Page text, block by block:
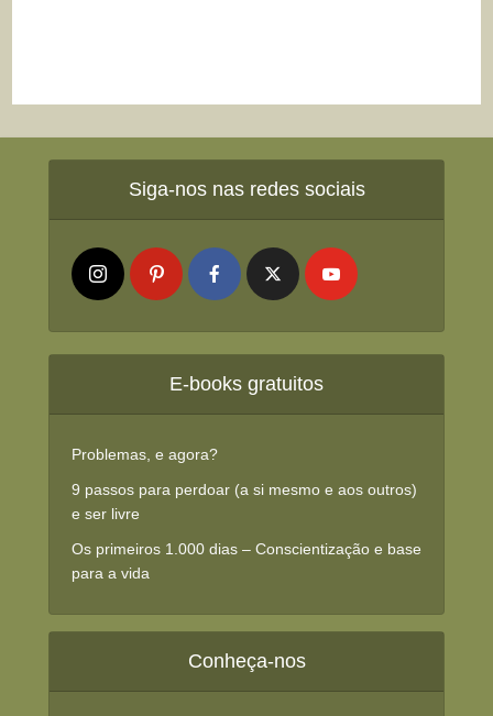
Siga-nos nas redes sociais
E-books gratuitos
Problemas, e agora?
9 passos para perdoar (a si mesmo e aos outros)
e ser livre
Os primeiros 1.000 dias – Conscientização e base
para a vida
Conheça-nos